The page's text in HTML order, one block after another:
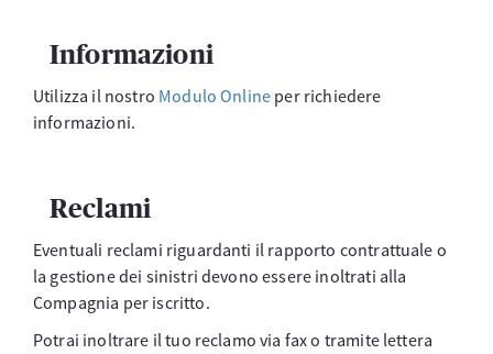
Informazioni
Utilizza il nostro Modulo Online per richiedere
informazioni.
Reclami
Eventuali reclami riguardanti il rapporto contrattuale o
la gestione dei sinistri devono essere inoltrati alla
Compagnia per iscritto.
Potrai inoltrare il tuo reclamo via fax o tramite lettera